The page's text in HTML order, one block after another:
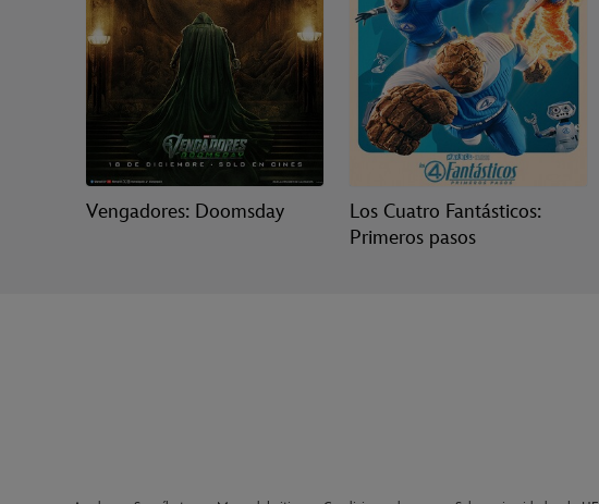
Vengadores: Doomsday
Los Cuatro Fantásticos:
Primeros pasos